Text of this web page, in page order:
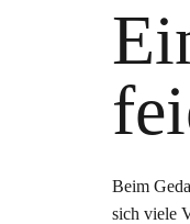
Beim
sich viele